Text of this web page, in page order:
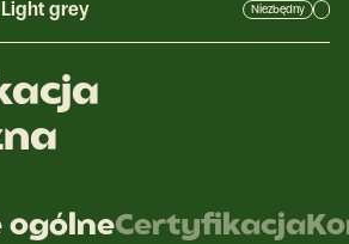
Light grey Niezbędny
ogólneCertyfikacja